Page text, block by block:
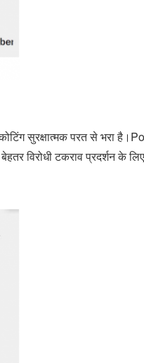
सुरक्षात्मक परत से भरा
विरोधी टकराव प्रदर्शन के